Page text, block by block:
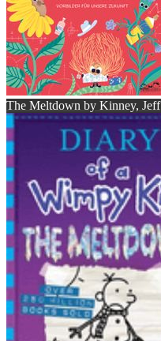
The Meltdown by Kinney, Jeff